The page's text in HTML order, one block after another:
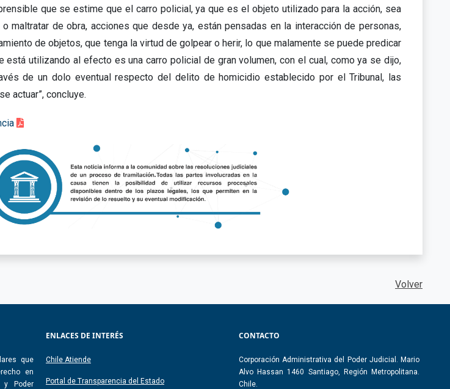
que se estime que el carro policial, ya que es el objeto utilizado para la acción, sea
maltratar de obra, acciones que desde ya, están pensadas en la interacción de personas,
de objetos, que tenga la virtud de golpear o herir, lo que malamente se puede predicar
está utilizando al efecto es una carro policial de gran volumen, con el cual, como ya se dijo,
de un dolo eventual respecto del delito de homicidio establecido por el Tribunal, las
actuar”, concluye.
Volver
que
en
y Poder
ENLACES DE INTERÉS
Chile Atiende
Portal de Transparencia del Estado
CONTACTO
Corporación Administrativa del Poder Judicial. Mario
Alvo Hassan 1460 Santiago, Región Metropolitana.
Chile.